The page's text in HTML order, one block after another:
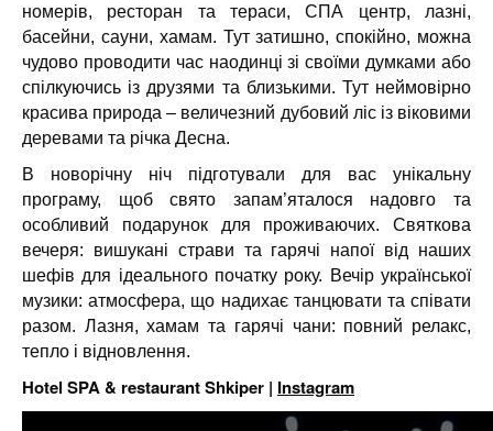
номерів, ресторан та тераси, СПА центр, лазні,
басейни, сауни, хамам. Тут затишно, спокійно, можна
чудово проводити час наодинці зі своїми думками або
спілкуючись із друзями та близькими. Тут неймовірно
красива природа – величезний дубовий ліс із віковими
деревами та річка Десна.
В новорічну ніч підготували для вас унікальну
програму, щоб свято запам’яталося надовго та
особливий подарунок для проживаючих. Святкова
вечеря: вишукані страви та гарячі напої від наших
шефів для ідеального початку року. Вечір української
музики: атмосфера, що надихає танцювати та співати
разом. Лазня, хамам та гарячі чани: повний релакс,
тепло і відновлення.
Hotel SPA & restaurant Shkiper | Instagram